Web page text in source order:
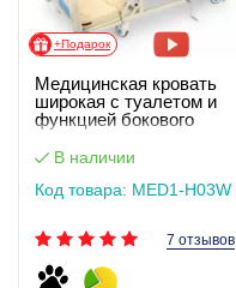
+Подарок
Медицинская кровать
широкая с туалетом и
функцией бокового
тяжелобольных
В наличии
Код товара: MED1-H03W
7 отзывов